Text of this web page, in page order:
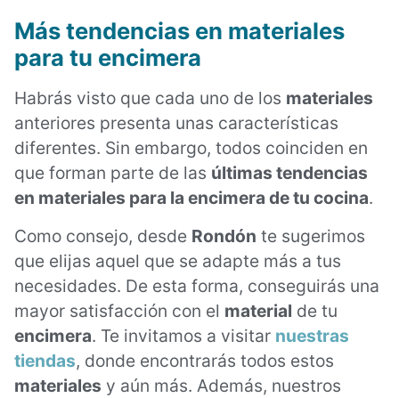
Más tendencias en materiales
para tu encimera
Habrás visto que cada uno de los materiales
anteriores presenta unas características
diferentes. Sin embargo, todos coinciden en
que forman parte de las últimas tendencias
en materiales para la encimera de tu cocina.
Como consejo, desde Rondón te sugerimos
que elijas aquel que se adapte más a tus
necesidades. De esta forma, conseguirás una
mayor satisfacción con el material de tu
encimera. Te invitamos a visitar nuestras
tiendas, donde encontrarás todos estos
materiales y aún más. Además, nuestros